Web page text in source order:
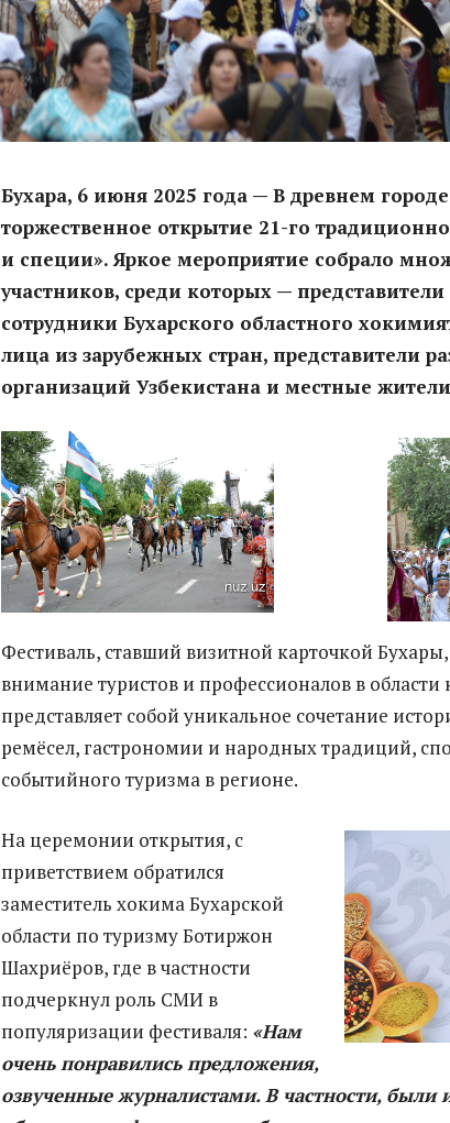
Бухара, 6 июня 2025 года — В древнем городе
торжественное открытие 21-го
и специи». Яркое мероприятие собрало
участников, среди которых —
сотрудники Бухарского областного
лица из зарубежных стран, представители
организаций Узбекистана и местные
Фестиваль, ставший визитной карточкой
внимание туристов и профессионалов в области
представляет собой уникальное сочетание
ремёсел, гастрономии и народных традиций,
событийного туризма в регионе.
На церемонии открытия, с
приветствием обратился
заместитель хокима Бухарской
области по туризму Ботиржон
Шахриёров, где в частности
подчеркнул роль СМИ в
популяризации фестиваля: «Нам
очень понравились предложения,
озвученные журналистами. В частности,